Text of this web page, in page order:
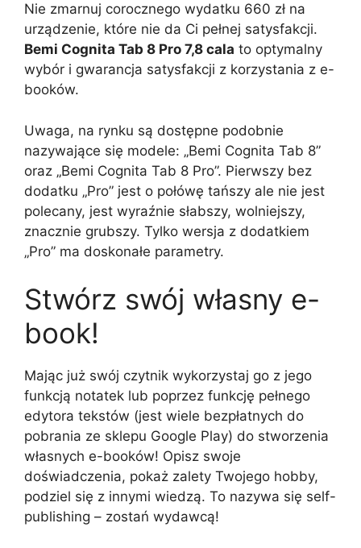
Nie zmarnuj corocznego wydatku 660 zł na
urządzenie, które nie da Ci pełnej satysfakcji.
Bemi Cognita Tab 8 Pro 7,8 cala to optymalny
wybór i gwarancja satysfakcji z korzystania z e-
booków.
Uwaga, na rynku są dostępne podobnie
nazywające się modele: „Bemi Cognita Tab 8”
oraz „Bemi Cognita Tab 8 Pro”. Pierwszy bez
dodatku „Pro” jest o połówę tańszy ale nie jest
polecany, jest wyraźnie słabszy, wolniejszy,
znacznie grubszy. Tylko wersja z dodatkiem
„Pro” ma doskonałe parametry.
Stwórz swój własny e-
book!
Mając już swój czytnik wykorzystaj go z jego
funkcją notatek lub poprzez funkcję pełnego
edytora tekstów (jest wiele bezpłatnych do
pobrania ze sklepu Google Play) do stworzenia
własnych e-booków! Opisz swoje
doświadczenia, pokaż zalety Twojego hobby,
podziel się z innymi wiedzą. To nazywa się self-
publishing – zostań wydawcą!